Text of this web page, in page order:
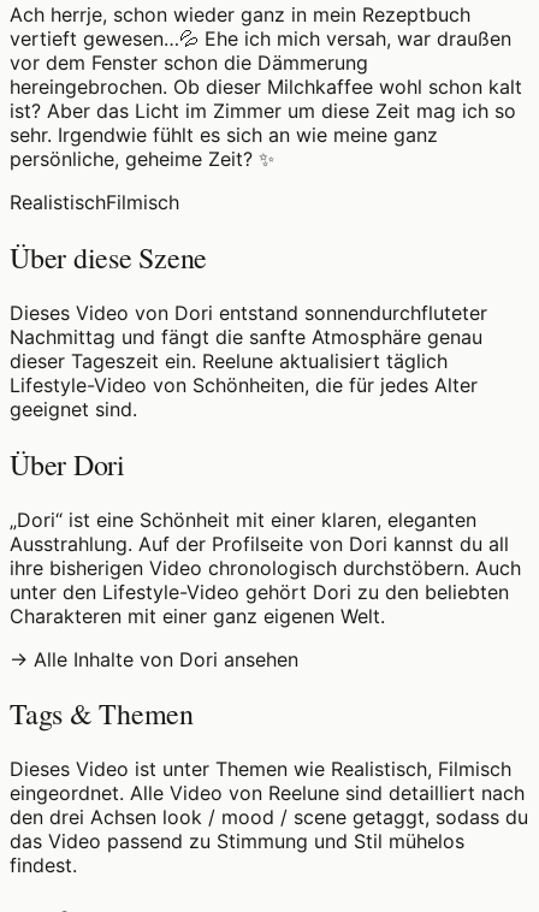
Ach herrje, schon wieder ganz in mein Rezeptbuch
vertieft gewesen…💦 Ehe ich mich versah, war draußen
vor dem Fenster schon die Dämmerung
hereingebrochen. Ob dieser Milchkaffee wohl schon kalt
ist? Aber das Licht im Zimmer um diese Zeit mag ich so
sehr. Irgendwie fühlt es sich an wie meine ganz
persönliche, geheime Zeit? ✨
RealistischFilmisch
Über diese Szene
Dieses Video von Dori entstand sonnendurchfluteter
Nachmittag und fängt die sanfte Atmosphäre genau
dieser Tageszeit ein. Reelune aktualisiert täglich
Lifestyle-Video von Schönheiten, die für jedes Alter
geeignet sind.
Über Dori
„Dori“ ist eine Schönheit mit einer klaren, eleganten
Ausstrahlung. Auf der Profilseite von Dori kannst du all
ihre bisherigen Video chronologisch durchstöbern. Auch
unter den Lifestyle-Video gehört Dori zu den beliebten
Charakteren mit einer ganz eigenen Welt.
→ Alle Inhalte von Dori ansehen
Tags & Themen
Dieses Video ist unter Themen wie Realistisch, Filmisch
eingeordnet. Alle Video von Reelune sind detailliert nach
den drei Achsen look / mood / scene getaggt, sodass du
das Video passend zu Stimmung und Stil mühelos
findest.